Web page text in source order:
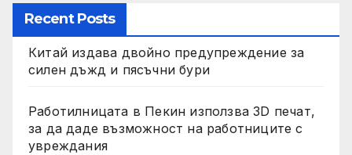
Recent Posts
Китай издава двойно предупреждение за
силен дъжд и пясъчни бури
Работилницата в Пекин използва 3D печат,
за да даде възможност на работниците с
увреждания